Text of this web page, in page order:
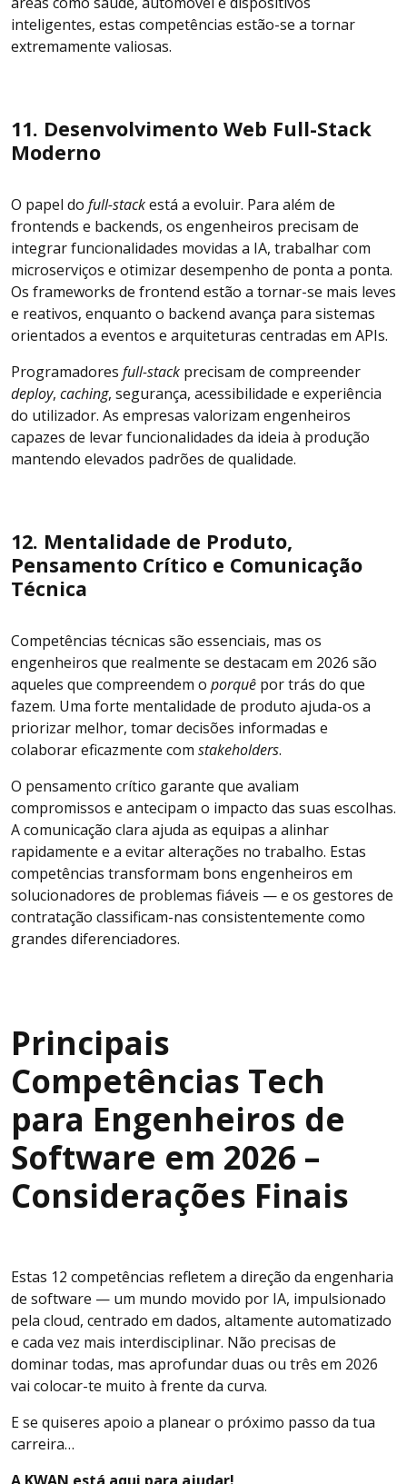
inteligentes, estas competências estão-se a tornar
extremamente valiosas.
11. Desenvolvimento Web Full-Stack
Moderno
O papel do full-stackestá a evoluir. Para além de
frontends e backends, os engenheiros precisam de
integrar funcionalidades movidas a IA, trabalhar com
microserviços e otimizar desempenho de ponta a ponta.
Os frameworks de frontend estão a tornar-se mais leves
e reativos, enquanto o backend avança para sistemas
orientados a eventos e arquiteturas centradas em APIs.
Programadores full-stack precisam de compreender
deploy, caching, segurança, acessibilidade e experiência
do utilizador. As empresas valorizam engenheiros
capazes de levar funcionalidades da ideia à produção
mantendo elevados padrões de qualidade.
12. Mentalidade de Produto,
Pensamento Crítico e Comunicação
Técnica
Competências técnicas são essenciais, mas os
engenheiros que realmente se destacam em 2026 são
aqueles que compreendem o porquê por trás do que
fazem. Uma forte mentalidade de produto ajuda-os a
priorizar melhor, tomar decisões informadas e
colaborar eficazmente com stakeholders.
O pensamento crítico garante que avaliam
compromissos e antecipam o impacto das suas escolhas.
A comunicação clara ajuda as equipas a alinhar
rapidamente e a evitar alterações no trabalho. Estas
competências transformam bons engenheiros em
solucionadores de problemas fiáveis — e os gestores de
contratação classificam-nas consistentemente como
grandes diferenciadores.
Principais
Competências Tech
para Engenheiros de
Software em 2026 –
Considerações Finais
Estas 12 competências refletem a direção da engenharia
de software — um mundo movido por IA, impulsionado
pela cloud, centrado em dados, altamente automatizado
e cada vez mais interdisciplinar. Não precisas de
dominar todas, mas aprofundar duas ou três em 2026
vai colocar-te muito à frente da curva.
E se quiseres apoio a planear o próximo passo da tua
carreira…